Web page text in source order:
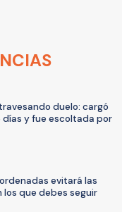
duelo: cargó
y fue escoltada por
evitará las
los que debes seguir